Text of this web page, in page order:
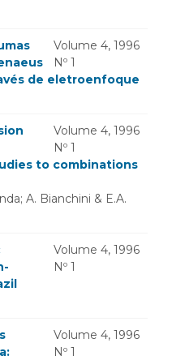
Volume 4, 1996
Nº 1
de eletroenfoque
Volume 4, 1996
Nº 1
to combinations
A. Bianchini & E.A.
Volume 4, 1996
Nº 1
Volume 4, 1996
Nº 1